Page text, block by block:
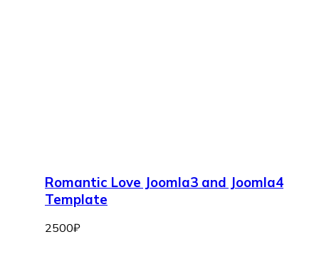
Romantic Love Joomla3 and Joomla4
Template
2500₽